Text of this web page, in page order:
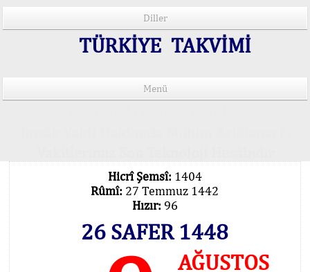
Diller
TÜRKİYE TAKVİMİ
Menü
Hicrî Şemsî: 1404
Rûmî: 27 Temmuz 1442
Hızır: 96
26 SAFER 1448
AĞUSTOS